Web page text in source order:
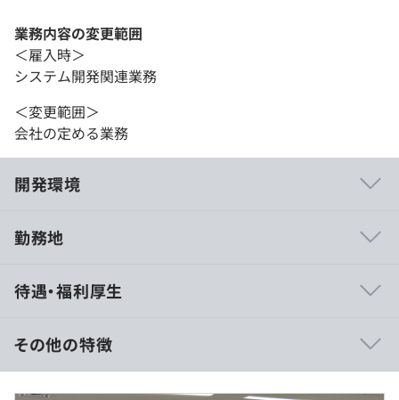
業務内容の変更範囲
＜雇入時＞
システム開発関連業務
＜変更範囲＞
会社の定める業務
開発環境
・Webシステム構築プラットフォーム「Liferay」を活
や掲示板など、70以上のポートレット（機能部品）が標
準で用意されているのが大きな特徴です。機能の開発やカ
スタマイズも自由にできるため、ユーザーに最適なWeb
勤務地
待遇・福利厚生
■賃金形態：年俸制（年俸を12分割）
その他の特徴